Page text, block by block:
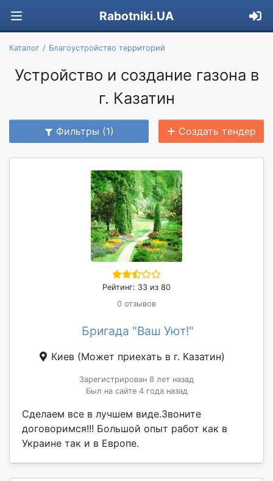
Rabotniki.UA
Каталог Благоустройство территорий
Устройство и создание газона в
г. Казатин
Фильтры (1) Создать тендер
Рейтинг: 33 из 80
0 отзывов
Бригада "Ваш Уют!"
Киев (Может приехать в г. Казатин)
Зарегистрирован 8 лет назад
Был на сайте 4 года назад
Сделаем все в лучшем виде.Звоните
договоримся!!! Большой опыт работ как в
Украине так и в Европе.